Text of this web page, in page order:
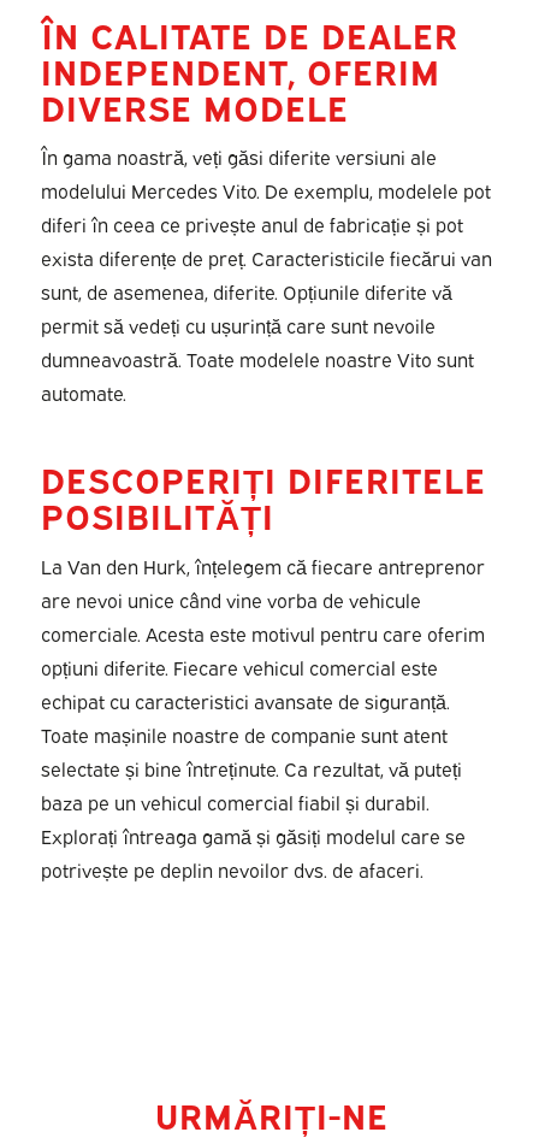
ÎN CALITATE DE DEALER
INDEPENDENT, OFERIM
DIVERSE MODELE
În gama noastră, veți găsi diferite versiuni ale
modelului Mercedes Vito. De exemplu, modelele pot
diferi în ceea ce privește anul de fabricație și pot
exista diferențe de preț. Caracteristicile fiecărui van
sunt, de asemenea, diferite. Opțiunile diferite vă
permit să vedeți cu ușurință care sunt nevoile
dumneavoastră. Toate modelele noastre Vito sunt
automate.
DESCOPERIȚI DIFERITELE
POSIBILITĂȚI
La Van den Hurk, înțelegem că fiecare antreprenor
are nevoi unice când vine vorba de vehicule
comerciale. Acesta este motivul pentru care oferim
opțiuni diferite. Fiecare vehicul comercial este
echipat cu caracteristici avansate de siguranță.
Toate mașinile noastre de companie sunt atent
selectate și bine întreținute. Ca rezultat, vă puteți
baza pe un vehicul comercial fiabil și durabil.
Explorați întreaga gamă și găsiți modelul care se
potrivește pe deplin nevoilor dvs. de afaceri.
URMĂRIȚI-NE